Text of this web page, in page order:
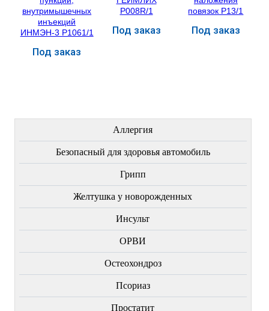
Под заказ
Под заказ Под заказ
Аллергия
Безопасный для здоровья автомобиль
Грипп
Желтушка у новорожденных
Инсульт
ОРВИ
Остеохондроз
Пcориаз
Простатит